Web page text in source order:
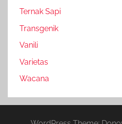
Ternak Sapi
Transgenik
Vanili
Varietas
Wacana